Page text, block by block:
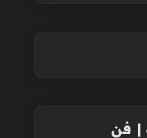
| فن